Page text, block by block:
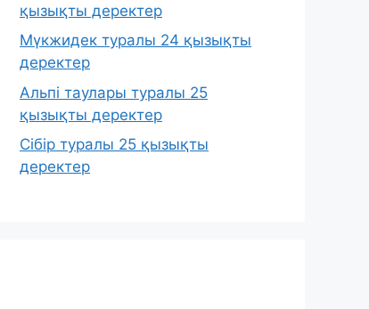
қызықты деректер
Мүкжидек туралы 24 қызықты
деректер
Альпі таулары туралы 25
қызықты деректер
Сібір туралы 25 қызықты
деректер